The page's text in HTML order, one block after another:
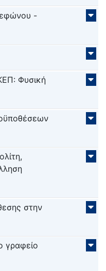
-
Φυσική
στην
γραφείο